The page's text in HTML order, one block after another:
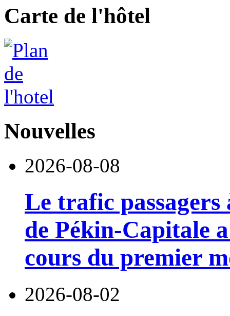
Carte de l'hôtel
Nouvelles
2026-08-08
Le trafic
de Pékin-Capitale
cours du premier
2026-08-02